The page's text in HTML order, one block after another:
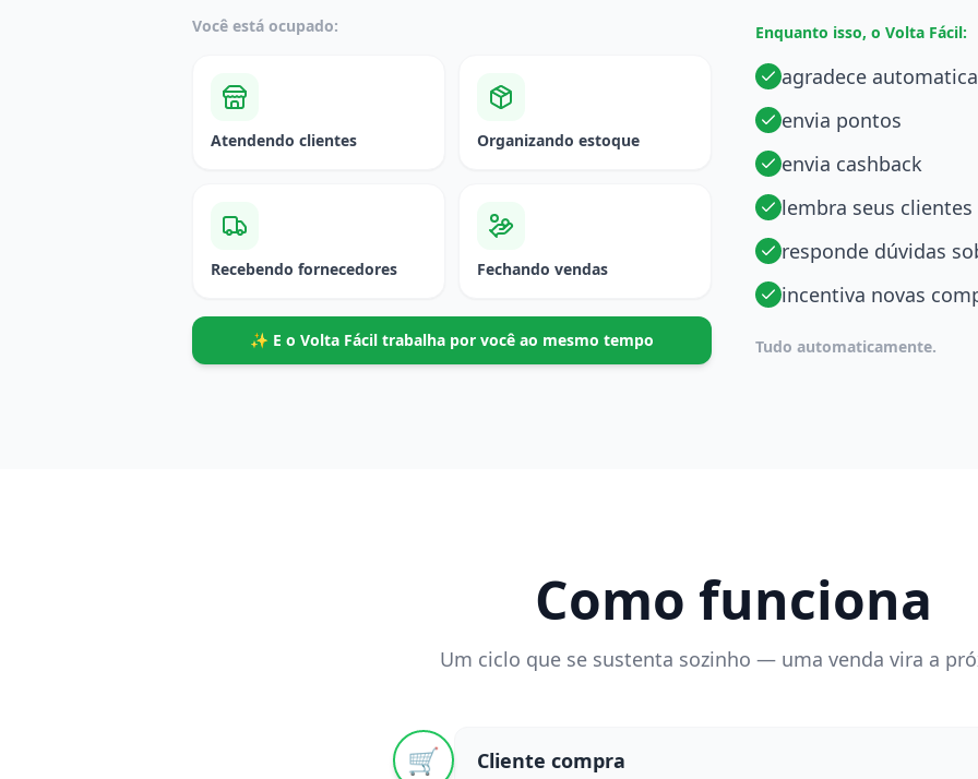
Você está ocupado:
Atendendo clientes Organizando estoque
Recebendo fornecedores Fechando vendas
✨ E o Volta Fácil trabalha por você ao mesmo tempo
Enquanto isso, o Volta Fácil:
agradece
envia pontos
envia cashback
lembra seus
responde dúvidas
incentiva novas
Tudo automaticamente.
Como funciona
Um ciclo que se sustenta sozinho — uma venda vira a
🛒 Cliente compra